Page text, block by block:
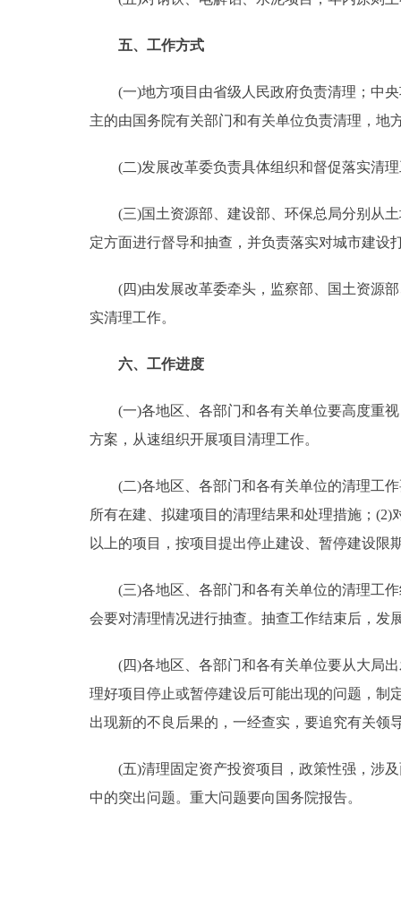
五、工作方式
(一)地方项目由省级人民政府负责清理；中央
主的由国务院有关部门和有关单位负责清理，地
(二)发展改革委负责具体组织和督促落实清理
(三)国土资源部、建设部、环保总局分别从土
定方面进行督导和抽查，并负责落实对城市建设
(四)由发展改革委牵头，监察部、国土资源部
实清理工作。
六、工作进度
(一)各地区、各部门和各有关单位要高度重视
方案，从速组织开展项目清理工作。
(二)各地区、各部门和各有关单位的清理工作
所有在建、拟建项目的清理结果和处理措施；
以上的项目，按项目提出停止建设、暂停建设限
(三)各地区、各部门和各有关单位的清理工作
会要对清理情况进行抽查。抽查工作结束后，发
(四)各地区、各部门和各有关单位要从大局出
理好项目停止或暂停建设后可能出现的问题，制
出现新的不良后果的，一经查实，要追究有关领
(五)清理固定资产投资项目，政策性强，涉及
中的突出问题。重大问题要向国务院报告。